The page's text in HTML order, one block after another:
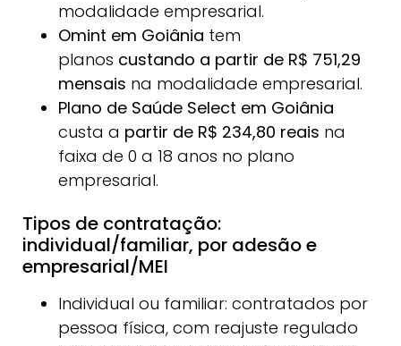
modalidade empresarial.
Omint em Goiânia tem
planos custando a partir de R$ 751,29
mensais na modalidade empresarial.
Plano de Saúde Select em Goiânia
custa a partir de R$ 234,80 reais na
faixa de 0 a 18 anos no plano
empresarial.
Tipos de contratação:
individual/familiar, por adesão e
empresarial/MEI
Individual ou familiar: contratados por
pessoa física, com reajuste regulado